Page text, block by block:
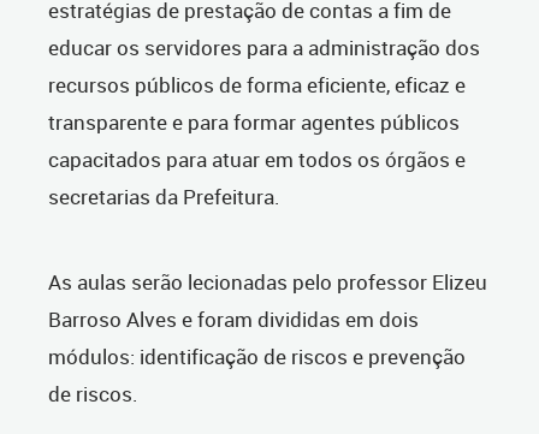
estratégias de prestação de contas a fim de
educar os servidores para a administração dos
recursos públicos de forma eficiente, eficaz e
transparente e para formar agentes públicos
capacitados para atuar em todos os órgãos e
secretarias da Prefeitura.
As aulas serão lecionadas pelo professor Elizeu
Barroso Alves e foram divididas em dois
módulos: identificação de riscos e prevenção
de riscos.